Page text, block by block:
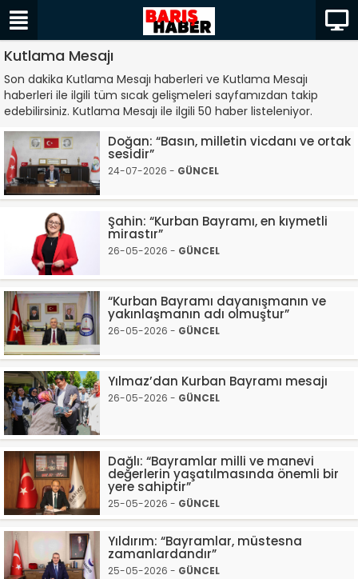
Kutlama Mesajı
Son dakika Kutlama Mesajı haberleri ve Kutlama Mesajı
haberleri ile ilgili tüm sıcak gelişmeleri sayfamızdan takip
edebilirsiniz. Kutlama Mesajı ile ilgili 50 haber listeleniyor.
Doğan: “Basın, milletin vicdanı ve ortak
sesidir”
24-07-2026 - GÜNCEL
Şahin: “Kurban Bayramı, en kıymetli
mirastır”
26-05-2026 - GÜNCEL
“Kurban Bayramı dayanışmanın ve
yakınlaşmanın adı olmuştur”
26-05-2026 - GÜNCEL
Yılmaz’dan Kurban Bayramı mesajı
26-05-2026 - GÜNCEL
Dağlı: “Bayramlar milli ve manevi
değerlerin yaşatılmasında önemli bir
yere sahiptir”
25-05-2026 - GÜNCEL
Yıldırım: “Bayramlar, müstesna
zamanlardandır”
25-05-2026 - GÜNCEL